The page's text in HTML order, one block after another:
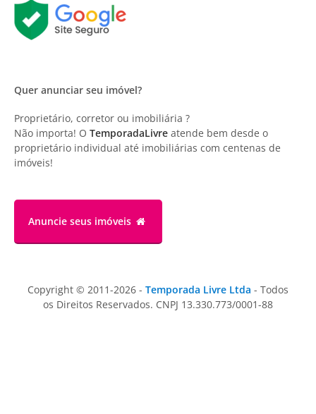
Quer anunciar seu imóvel?
Proprietário, corretor ou imobiliária ?
Não importa! O TemporadaLivre atende bem desde o
proprietário individual até imobiliárias com centenas de
imóveis!
Anuncie seus imóveis
Copyright © 2011-2026 - Temporada Livre Ltda - Todos
os Direitos Reservados. CNPJ 13.330.773/0001-88